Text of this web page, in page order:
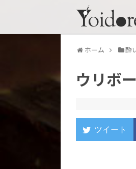
ホーム 酔
ウリボ